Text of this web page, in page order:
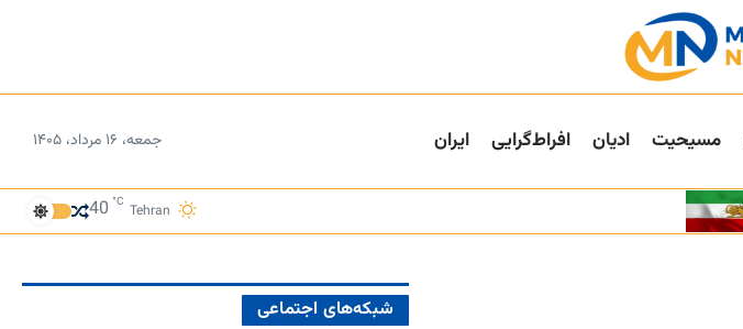
مسیحیت ادیان افراط‌گرایی ایران جمعه، ۱۶ مرداد، ۱۴۰۵
Tehran
40 °C
شبکه‌های اجتماعی